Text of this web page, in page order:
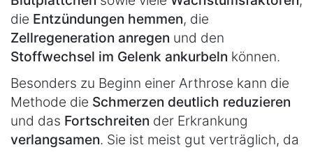
die Entzündungen hemmen, die
Zellregeneration anregen und den
Stoffwechsel im Gelenk ankurbeln können.
Besonders zu Beginn einer Arthrose kann die
Methode die Schmerzen deutlich reduzieren
und das Fortschreiten der Erkrankung
verlangsamen. Sie ist meist gut verträglich, da